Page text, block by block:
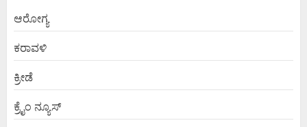
ಆರೋಗ್ಯ
ಕರಾವಳಿ
ಕ್ರೀಡೆ
ಕ್ರೈಂ ನ್ಯೂಸ್